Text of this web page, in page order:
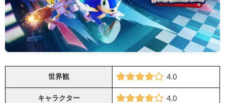
世界観 4.0
キャラクター 4.0